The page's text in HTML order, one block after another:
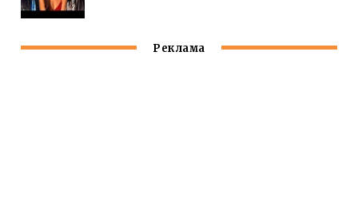
Реклама